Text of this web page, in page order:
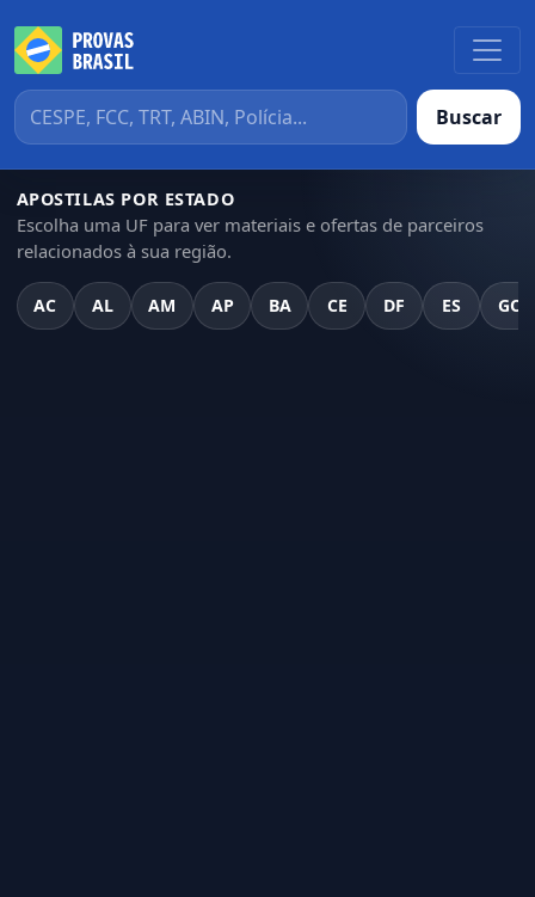
Buscar
APOSTILAS POR ESTADO
Escolha uma UF para ver materiais e ofertas de parceiros
relacionados à sua região.
AC AL AM AP BA CE DF ES GO